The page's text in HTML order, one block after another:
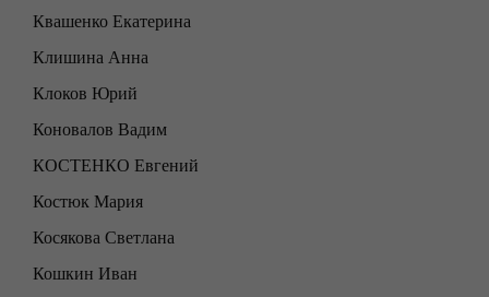
Квашенко Екатерина
Клишина Анна
Клоков Юрий
Коновалов Вадим
КОСТЕНКО Евгений
Костюк Мария
Косякова Светлана
Кошкин Иван